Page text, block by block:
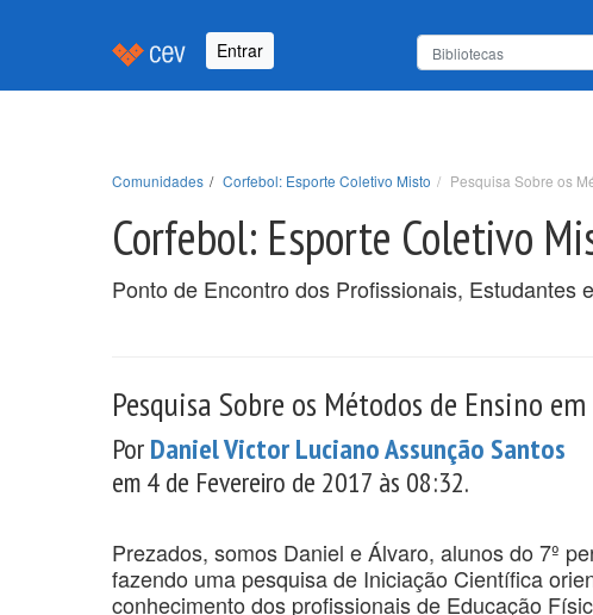
Entrar
Comunidades Corfebol: Esporte Coletivo Misto Pesquisa Sobre os
Corfebol: Esporte Coletivo
Ponto de Encontro dos Profissionais, Estudantes
Pesquisa Sobre os Métodos de Ensino
PorDaniel Victor Luciano Assunção Santos
em 4 de Fevereiro de 2017 às 08:32.
Prezados, somos Daniel e Álvaro, alunos do 7º
fazendo uma pesquisa de Iniciação Científica
conhecimento dos profissionais de Educação